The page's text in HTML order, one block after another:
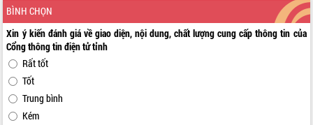
BÌNH CHỌN
Xin ý kiến đánh giá về giao diện, nội dung, chất lượng cung cấp thông tin của
Cổng thông tin điện tử tỉnh
Rất tốt
Tốt
Trung bình
Kém